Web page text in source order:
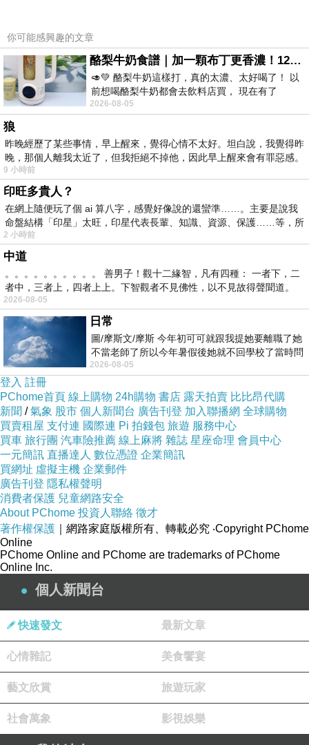
與規格，當然包含內容物跟主體細節配置，最後
更有多尼親自實際體驗後分享用後評價。提供各
位讀者可以更好了解這副千元價位就可入手的卷
王之作。
【Rose technics 弱水時砂】Ceramics 琉璃
MK2 真無線藍牙耳機在產品外包裝的設計僅有正
面與背面有標示，正面標有品牌、型號、認證小
金標及主體圖樣，背面則是耳機本體結構跟特色
資訊等。詳細有關【Rose technics 弱水時砂】
Ceramics 琉璃 MK2 真無線藍牙耳機的特色與規
格彙整如下。
■ 特色
● 搭載 HR+ 普朗克技術單體，沿用自家旗艦單元
架構，強調高解析 HiFi 聲音表現
● 採用鍍鈦球頂複合柔性懸邊振膜，兼顧紮實低
頻與細緻高頻，走有線 HiFi 等級取向
● 依照等響曲線開發調音，針對人耳不同頻率感
受做科學調校，訴求原音重現與耐聽度
● 內建高性能 24 位 DAC，信噪比達 113 dB，結
合 SoC 內建 DSP 由聲學實驗室全鏈路調校
● 支援 LDAC 高音質協議，最高 96 kHz / 24
bit、最高 990 kbps 傳輸速率，遠高於一般 SBC
● 主動降噪採 40 dB 超寬頻深度降噪，結合腔體
被動隔音，降低噪音同時減少耳壓感
● 雙麥克風配合 SoC 內建 NPU 與 AI 神經網路
通話降噪演算法，加強人聲清晰度
● 續航表現突出，耳機單次最高約 12 小時，搭
配充電盒總續航可達約 45 小時
● 支援低延遲遊戲模式，官方標示最低可達約 47
ms，提升影音與遊戲聲畫同步感
● 支援雙設備同時連線，可在兩台裝置間快速切
換音源，提升日常使用便利性
● 採用 USB‑C 充電介面與升級鋼殼電池設計，
你可能感興趣的文章
酪梨牛奶食譜｜加一顆布丁更香濃！120秒完成飲料店級酪梨奶昔｜imami 旗艦豆漿機
🥑💚 酪梨牛奶這樣打，真的太濃、太好喝了！ 以
前想喝酪梨牛奶都會去飲料店買， 現在有了
imami 健康煮藝｜旗艦破壁智慧養生豆漿機，
2026-08-05
狼
昨晚經歷了某些事情，早上醒來，覺得心情不太好。坦白說，我覺得昨
晚，那個人離我太近了，但我拒絕不掉他，因此早上醒來會有罪惡感。
9 小時前
印旺多貴人？
在網上隨便玩了個 ai 算八字，感覺好像說的還蠻準……。主要是說我
命盤結構「印星」太旺，印星代表長輩、知識、資源、保護……等，所
2 小時前
中道
。。。。。。。。。。 善男子！觀十二緣智，凡有四種： 一者下，二
者中，三者上，四者上上。下智觀者不見佛性，以不見故得聲聞道。
2026-08-05
日常
圖/摩斯文/摩斯 今年初可可就跟我提她要離職了她
不當老師了所以今年暑假後她就不回學校了當時問
她不是很喜歡幼幼班的小朋友嗎捨得不
2026-08-05
登入 註冊
PChome首頁 線上購物 24h購物 書店 露天拍賣 比比昂代購
新聞 /氣象 股市 個人新聞台 廣告刊登 加入聯播網 全球購物
買賣租屋 支付連 國際連 Pi 拍錢包 旅遊 服務中心
買車 旅行團 汽車險推薦 線上麻將 雜誌 星座命理 會員中心
一元簡訊 直播達人 數位憑證 企業簡訊
買網址 虛擬主機 企業郵件
廣告刊登 隱私權聲明
消費者保護 兒童網路安全
About PChome 投資人聯絡 徵才
著作權保護 ｜網路家庭版權所有、轉載必究 ‧Copyright PChome
Online
PChome Online and PChome are trademarks of PChome
Online Inc.
個人新聞台
快速發文 最新文章
心情雜記 美食饗宴
藝文欣賞 旅遊玩家
社會萬象 影視娛樂